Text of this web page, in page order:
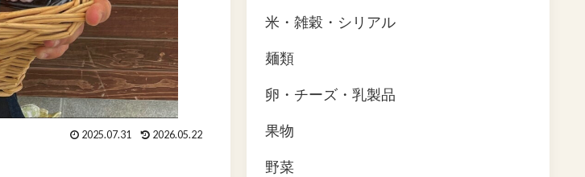
2025.07.31 2026.05.22
米・雑穀・シリアル
麺類
卵・チーズ・乳製品
果物
野菜